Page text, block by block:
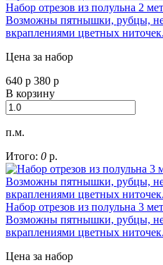
Набор отрезов из полульна 2
Возможны пятнышки, рубцы,
вкраплениями цветных ниточек.
Цена за набор
640 р 380 р
В корзину
п.м.
Итого: 0 р.
Набор отрезов из полульна 3
Возможны пятнышки, рубцы,
вкраплениями цветных ниточек.
Цена за набор